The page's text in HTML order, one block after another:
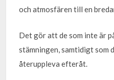
och atmosfären till en
Det gör att de som inte är
stämningen, samtidigt som
återuppleva efteråt.